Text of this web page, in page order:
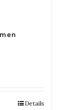
Details